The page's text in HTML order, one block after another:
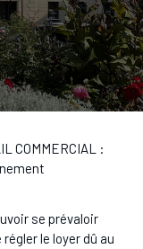
COMMERCIAL :
se prévaloir
le loyer dû au